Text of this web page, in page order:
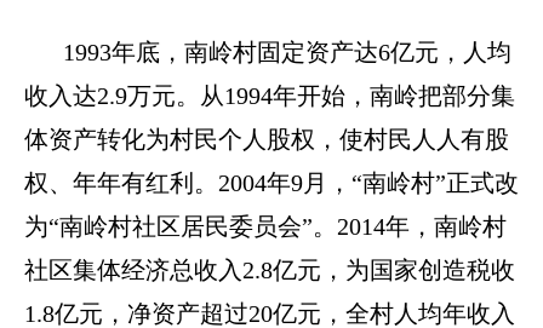
1993年底，南岭村固定资产达6亿元，人均
收入达2.9万元。从1994年开始，南岭把部分集
体资产转化为村民个人股权，使村民人人有股
权、年年有红利。 2004年9月，“南岭村”正式改
为“南岭村社区居民委员会”。 2014年，南岭村
社区集体经济总收入 2.8亿元，为国家创造税收
1.8亿元，净资产超过20亿元，全村人均年收入